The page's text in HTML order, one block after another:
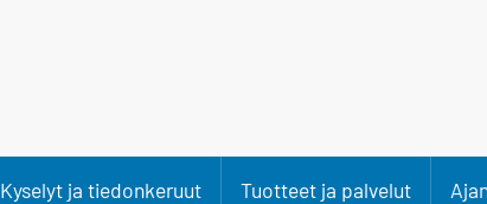
Kyselyt ja tiedonkeruut Tuotteet ja palvelut